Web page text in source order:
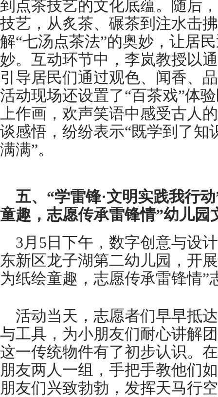
到点茶技艺的文化底蕴。随后
技艺，从炙茶、碾茶到注水击
解“七汤点茶法”的奥妙，让居
妙。互动环节中，李岚教授以
引导居民们通过观色、闻香、
活动现场还设置了“百茶戏”体
上作画，欢声笑语中感受古人
谈感悟，纷纷表示“既学到了知
满满”。
五、“学雷锋·文明实践我行
童趣，志愿传承雷锋情”幼儿园
3月5日下午，数字创意与设
东新区龙子湖第二幼儿园，开
为纸绘童趣，志愿传承雷锋情”
活动当天，志愿者们早早抵
与工具，为小朋友们耐心讲解
这一传统物件有了初步认识。
朋友两人一组，手把手教他们
朋友们兴致勃勃，发挥天马行